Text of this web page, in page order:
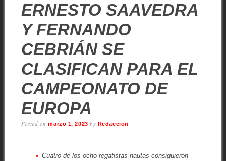
ERNESTO SAAVEDRA
Y FERNANDO
CEBRIÁN SE
CLASIFICAN PARA EL
CAMPEONATO DE
EUROPA
Posted onmarzo 1, 2023 by Redaccion
Cuatro de los ocho regatistas nautas consiguieron